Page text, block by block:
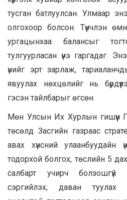
тусган батлуулсан. Улмаар
олгохоор болсон. Түүнчлэн
ургацынхаа балансыг
тулгуурласан үнэ гаргадаг.
үнийг эрт зарлаж,
явуулах нөхцөлийг нь
гэсэн тайлбарыг өгсөн.
Мөн Улсын Их Хурлын гишүүн
төсөлд Засгийн газраас
авах хүнсний улаанбуудайн
тодорхой болгох, төслийн 5
салбарт учирч болзошгүй
сэргийлэх, даван туулах